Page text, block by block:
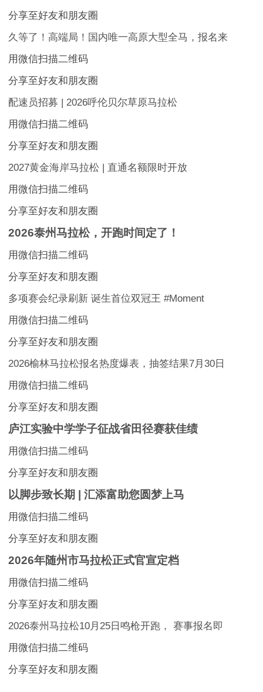
分享至好友和朋友圈
久等了！高端局！国内唯一高原大型全马，报名来
用微信扫描二维码
分享至好友和朋友圈
配速员招募 | 2026呼伦贝尔草原马拉松
用微信扫描二维码
分享至好友和朋友圈
2027黄金海岸马拉松 | 直通名额限时开放
用微信扫描二维码
分享至好友和朋友圈
2026泰州马拉松，开跑时间定了！
用微信扫描二维码
分享至好友和朋友圈
多项赛会纪录刷新 诞生首位双冠王 #Moment
用微信扫描二维码
分享至好友和朋友圈
2026榆林马拉松报名热度爆表，抽签结果7月30日
用微信扫描二维码
分享至好友和朋友圈
庐江实验中学学子征战省田径赛获佳绩
用微信扫描二维码
分享至好友和朋友圈
以脚步致长期 | 汇添富助您圆梦上马
用微信扫描二维码
分享至好友和朋友圈
2026年随州市马拉松正式官宣定档
用微信扫描二维码
分享至好友和朋友圈
2026泰州马拉松10月25日鸣枪开跑， 赛事报名即
用微信扫描二维码
分享至好友和朋友圈